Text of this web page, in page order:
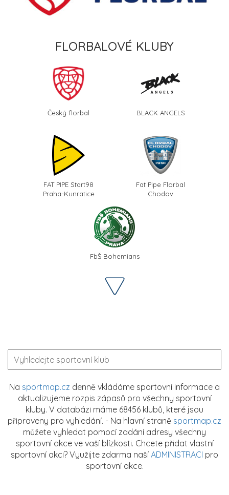
FLORBALOVÉ KLUBY
Český florbal BLACK ANGELS
FAT PIPE Start98
Praha-Kunratice
Fat Pipe Florbal
Chodov
FbŠ Bohemians
Na sportmap.cz denně vkládáme sportovní informace a
aktualizujeme rozpis zápasů pro všechny sportovní
kluby. V databázi máme 68456 klubů, které jsou
připraveny pro vyhledání. - Na hlavní straně sportmap.cz
můžete vyhledat pomocí zadání adresy všechny
sportovní akce ve vaší blízkosti. Chcete přidat vlastní
sportovní akci? Využijte zdarma naší ADMINISTRACI pro
sportovní akce.